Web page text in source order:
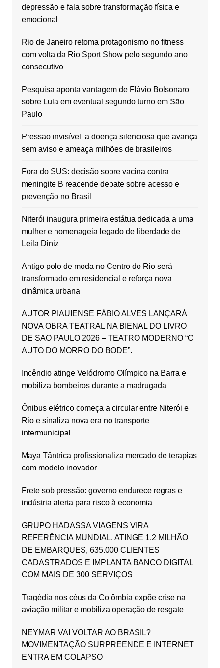
depressão e fala sobre transformação física e
emocional
Rio de Janeiro retoma protagonismo no fitness
com volta da Rio Sport Show pelo segundo ano
consecutivo
Pesquisa aponta vantagem de Flávio Bolsonaro
sobre Lula em eventual segundo turno em São
Paulo
Pressão invisível: a doença silenciosa que avança
sem aviso e ameaça milhões de brasileiros
Fora do SUS: decisão sobre vacina contra
meningite B reacende debate sobre acesso e
prevenção no Brasil
Niterói inaugura primeira estátua dedicada a uma
mulher e homenageia legado de liberdade de
Leila Diniz
Antigo polo de moda no Centro do Rio será
transformado em residencial e reforça nova
dinâmica urbana
AUTOR PIAUIENSE FÁBIO ALVES LANÇARÁ
NOVA OBRA TEATRAL NA BIENAL DO LIVRO
DE SÃO PAULO 2026 – TEATRO MODERNO “O
AUTO DO MORRO DO BODE”.
Incêndio atinge Velódromo Olímpico na Barra e
mobiliza bombeiros durante a madrugada
Ônibus elétrico começa a circular entre Niterói e
Rio e sinaliza nova era no transporte
intermunicipal
Maya Tântrica profissionaliza mercado de terapias
com modelo inovador
Frete sob pressão: governo endurece regras e
indústria alerta para risco à economia
GRUPO HADASSA VIAGENS VIRA
REFERÊNCIA MUNDIAL, ATINGE 1.2 MILHÃO
DE EMBARQUES, 635.000 CLIENTES
CADASTRADOS E IMPLANTA BANCO DIGITAL
COM MAIS DE 300 SERVIÇOS
Tragédia nos céus da Colômbia expõe crise na
aviação militar e mobiliza operação de resgate
NEYMAR VAI VOLTAR AO BRASIL?
MOVIMENTAÇÃO SURPREENDE E INTERNET
ENTRA EM COLAPSO